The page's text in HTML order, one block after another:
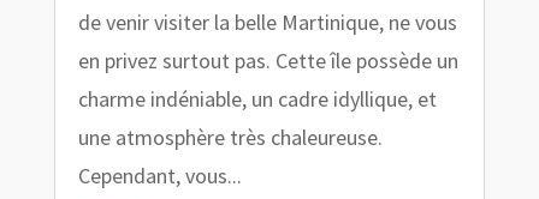
de venir visiter la belle Martinique, ne vous
en privez surtout pas. Cette île possède un
charme indéniable, un cadre idyllique, et
une atmosphère très chaleureuse.
Cependant, vous...